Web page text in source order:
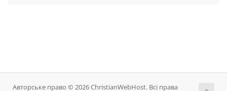
Авторське право © 2026 ChristianWebHost. Всі права